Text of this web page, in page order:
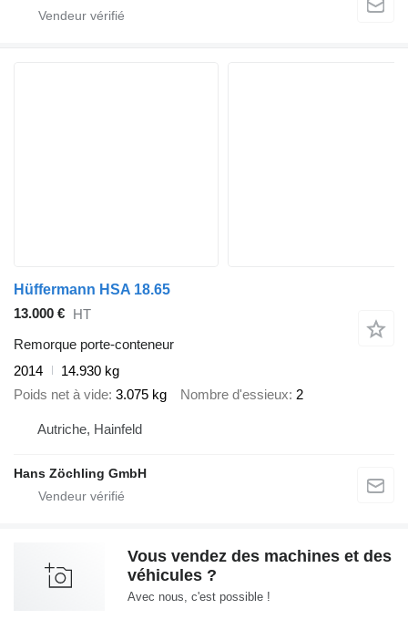
Hüffermann HSA 18.65
13.000 € HT
Remorque porte-conteneur
2014
14.930 kg
Poids net à vide 3.075 kg Nombre d'essieux 2
Autriche, Hainfeld
Hans Zöchling GmbH
Vous vendez des machines et des
véhicules ?
Avec nous, c'est possible !